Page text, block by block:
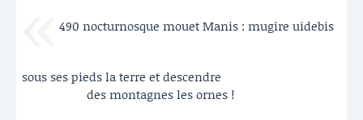
490 nocturnosque mouet Manis : mugire uidebis
sous ses pieds la terre et descendre
des montagnes les ornes !